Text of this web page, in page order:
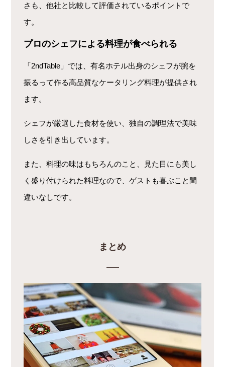
さも、他社と比較して評価されているポイントで
す。
プロのシェフによる料理が食べられる
「2ndTable」では、有名ホテル出身のシェフが腕を
振るって作る高品質なケータリング料理が提供され
ます。
シェフが厳選した食材を使い、独自の調理法で美味
しさを引き出しています。
また、料理の味はもちろんのこと、見た目にも美し
く盛り付けられた料理なので、ゲストも喜ぶこと間
違いなしです。
まとめ